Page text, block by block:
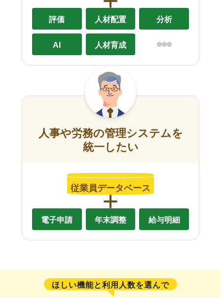
評価 人材配置 分析
AI 人材育成
人事や労務の管理システムを
統一したい
従業員データベース
電子申請 年末調整 給与明細
ほしい機能と利用人数を選んで